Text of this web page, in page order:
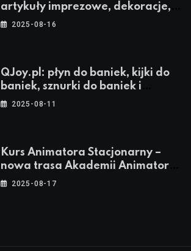
artykuły imprezowe, dekoracje,
stroje i akcesoria dla animatorów
2025-08-16
QJoy.pl: płyn do baniek, kijki do
baniek, sznurki do baniek i
zestawy do baniek
2025-08-11
Kurs Animatora Stacjonarny –
nowa trasa Akademii Animatora
– jesień 2025
2025-08-17